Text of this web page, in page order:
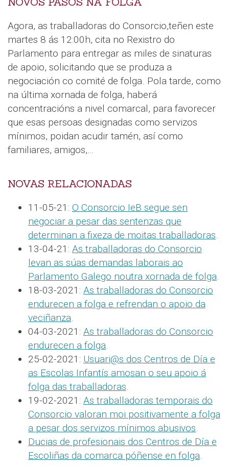
Agora, as traballadoras do Consorcio,teñen este
martes 8 ás 12:00h, cita no Rexistro do
Parlamento para entregar as miles de sinaturas
de apoio, solicitando que se produza a
negociación co comité de folga. Pola tarde, como
na última xornada de folga, haberá
concentracións a nivel comarcal, para favorecer
que esas persoas designadas como servizos
mínimos, poidan acudir tamén, así como
familiares, amigos,…
NOVAS RELACIONADAS
11-05-21: O Consorcio IeB segue sen
negociar a pesar das sentenzas que
determinan a fixeza de moitas traballadoras.
13-04-21: As traballadoras do Consorcio
levan as súas demandas laborais ao
Parlamento Galego noutra xornada de folga.
18-03-2021: As traballadoras do Consorcio
endurecen a folga e refrendan o apoio da
veciñanza.
04-03-2021: As traballadoras do Consorcio
endurecen a folga.
25-02-2021: Usuari@s dos Centros de Día e
as Escolas Infantís amosan o seu apoio á
folga das traballadoras.
19-02-2021: As traballadoras temporais do
Consorcio valoran moi positivamente a folga
a pesar dos servizos mínimos abusivos.
Ducias de profesionais dos Centros de Día e
Escoliñas da comarca póñense en folga.